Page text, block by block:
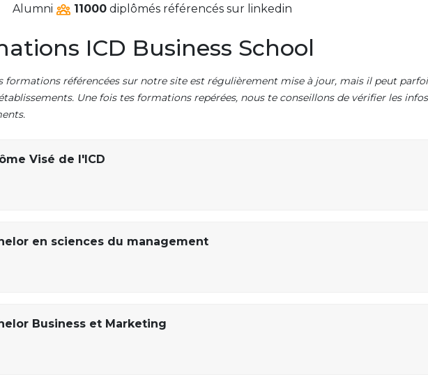
Alumni
11000 diplômés référencés sur linkedin
ICD Business School
formations référencées sur notre site est régulièrement mise à jour, mais il peut
Une fois tes formations repérées, nous te conseillons de vérifier les
Visé de l'ICD
en sciences du management
Business et Marketing